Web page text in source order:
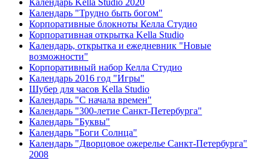
Календарь "Трудно быть богом"
Корпоративные блокноты Келла Студио
Корпоративная открытка Kella Studio
Календарь, открытка и ежедневник "Новые
возможности"
Корпоративный набор Келла Студио
Календарь 2016 год "Игры"
Шубер для часов Kella Studio
Календарь "С начала времен"
Календарь "300-летие Санкт-Петербурга"
Календарь "Буквы"
Календарь "Боги Солнца"
Календарь "Дворцовое ожерелье Санкт-Петербурга"
2008